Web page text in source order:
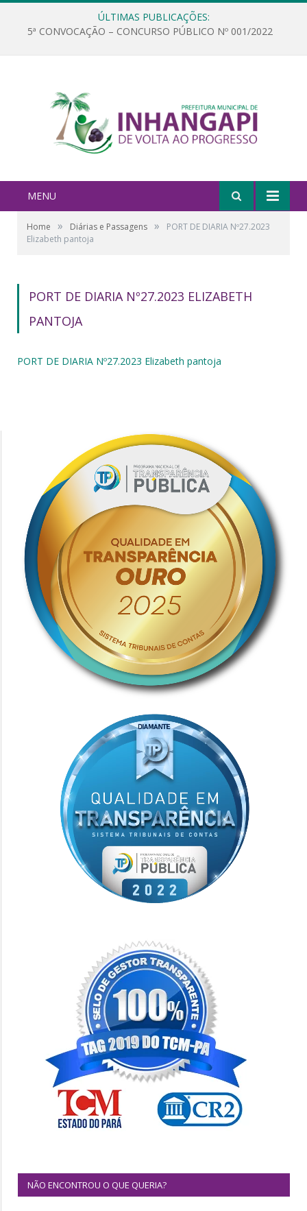
ÚLTIMAS PUBLICAÇÕES:
5ª CONVOCAÇÃO – CONCURSO PÚBLICO Nº 001/2022
MENU
Home » Diárias e Passagens »
PORT DE DIARIA Nº27.2023
Elizabeth pantoja
PORT DE DIARIA Nº27.2023 ELIZABETH
PANTOJA
PORT DE DIARIA Nº27.2023 Elizabeth pantoja
NÃO ENCONTROU O QUE QUERIA?